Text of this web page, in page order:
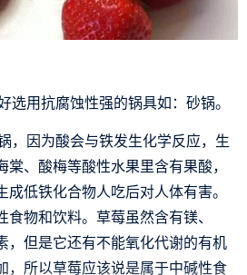
选用抗腐蚀性强的锅具如：砂锅。
，因为酸会与铁发生化学反应，生
棠、酸梅等酸性水果里含有果酸，
低铁化合物人吃后对人体有害。
食物和饮料。草莓虽然含有镁、
，但是它还有不能氧化代谢的有机
，所以草莓应该说是属于中碱性食